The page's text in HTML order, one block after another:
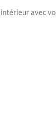
avec